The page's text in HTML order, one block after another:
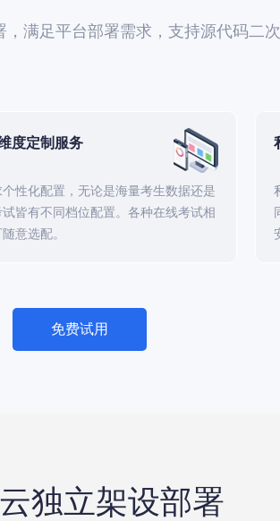
，满足平台部署需求，支持源代码二
度定制服务
性化配置，无论是海量考生数据还是
皆有不同档位配置。各种在线考试相
意选配。
免费试用
独立架设部署